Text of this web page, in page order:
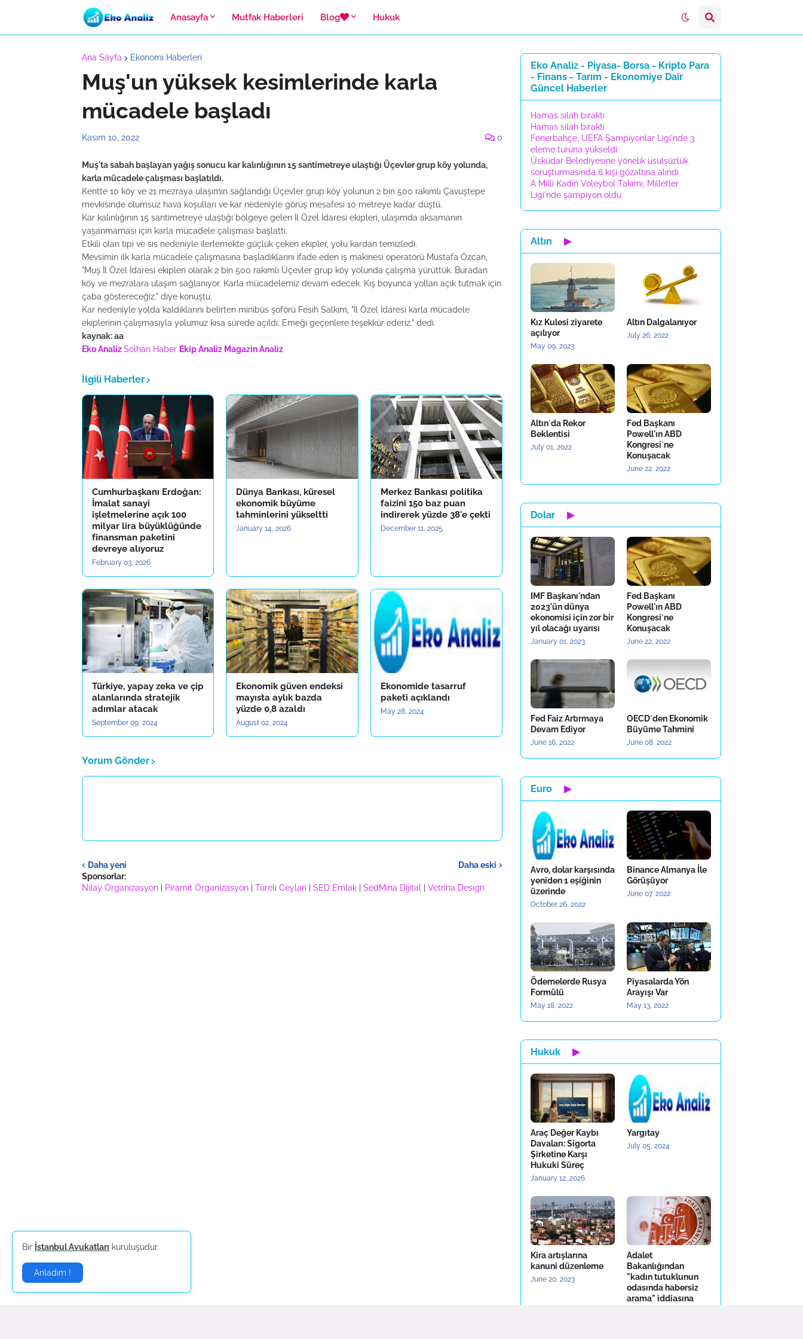
Anasayfa Mutfak Haberleri Blog Hukuk
Ana Sayfa Ekonomi Haberleri
Muş'un yüksek kesimlerinde karla
mücadele başladı
Kasım 10, 2022 0
Muş'ta sabah başlayan yağış sonucu kar kalınlığının 15 santimetreye ulaştığı Üçevler grup köy yolunda,
karla mücadele çalışması başlatıldı.
Kentte 10 köy ve 21 mezraya ulaşımın sağlandığı Üçevler grup köy yolunun 2 bin 500 rakımlı Çavuştepe
mevkisinde olumsuz hava koşulları ve kar nedeniyle görüş mesafesi 10 metreye kadar düştü.
Kar kalınlığının 15 santimetreye ulaştığı bölgeye gelen İl Özel İdaresi ekipleri, ulaşımda aksamanın
yaşanmaması için karla mücadele çalışması başlattı.
Etkili olan tipi ve sis nedeniyle ilerlemekte güçlük çeken ekipler, yolu kardan temizledi.
Mevsimin ilk karla mücadele çalışmasına başladıklarını ifade eden iş makinesi operatörü Mustafa Özcan,
"Muş İl Özel İdaresi ekipleri olarak 2 bin 500 rakımlı Üçevler grup köy yolunda çalışma yürüttük. Buradan
köy ve mezralara ulaşım sağlanıyor. Karla mücadelemiz devam edecek. Kış boyunca yolları açık tutmak için
çaba göstereceğiz." diye konuştu.
Kar nedeniyle yolda kaldıklarını belirten minibüs şoförü Fesih Salkım, "İl Özel İdaresi karla mücadele
ekiplerinin çalışmasıyla yolumuz kısa sürede açıldı. Emeği geçenlere teşekkür ederiz." dedi.
kaynak: aa
Eko AnalizSolhan Haber Ekip Analiz Magazin Analiz
İlgili Haberler
Cumhurbaşkanı Erdoğan:
İmalat sanayi
işletmelerine açık 100
milyar lira büyüklüğünde
finansman paketini
devreye alıyoruz
February 03, 2026
Dünya Bankası, küresel
ekonomik büyüme
tahminlerini yükseltti
January 14, 2026
Merkez Bankası politika
faizini 150 baz puan
indirerek yüzde 38'e çekti
December 11, 2025
Türkiye, yapay zeka ve çip
alanlarında stratejik
adımlar atacak
September 09, 2024
Ekonomik güven endeksi
mayısta aylık bazda
yüzde 0,8 azaldı
August 02, 2024
Ekonomide tasarruf
paketi açıklandı
May 28, 2024
Yorum Gönder
Daha yeni
Daha eski
Sponsorlar:
Nilay Organizasyon
Piramit Organizasyon Türeli Ceylan SED Emlak SedMina Dijital Vetrina Design
Eko Analiz - Piyasa- Borsa - Kripto Para
- Finans - Tarım - Ekonomiye Dair
Güncel Haberler
Hamas silah bıraktı
Hamas silah bıraktı
Fenerbahçe, UEFA Şampiyonlar Ligi'nde 3.
eleme turuna yükseldi
Üsküdar Belediyesine yönelik usulsüzlük
soruşturmasında 6 kişi gözaltına alındı
A Milli Kadın Voleybol Takımı, Milletler
Ligi'nde şampiyon oldu
Altın ▶
Kız Kulesi ziyarete
açılıyor
May 09, 2023
Altın Dalgalanıyor
July 26, 2022
Altın`da Rekor
Beklentisi
July 01, 2022
Fed Başkanı
Powell'ın ABD
Kongresi`ne
Konuşacak
June 22, 2022
Dolar ▶
IMF Başkanı'ndan
2023'ün dünya
ekonomisi için zor bir
yıl olacağı uyarısı
January 01, 2023
Fed Başkanı
Powell'ın ABD
Kongresi`ne
Konuşacak
June 22, 2022
Fed Faiz Artırmaya
Devam Ediyor
June 16, 2022
OECD`den Ekonomik
Büyüme Tahmini
June 08, 2022
Euro ▶
Avro, dolar karşısında
yeniden 1 eşiğinin
üzerinde
October 26, 2022
Binance Almanya İle
Görüşüyor
June 07, 2022
Ödemelerde Rusya
Formülü
May 18, 2022
Piyasalarda Yön
Arayışı Var
May 13, 2022
Hukuk ▶
Araç Değer Kaybı
Davaları: Sigorta
Şirketine Karşı
Hukuki Süreç
January 12, 2026
Yargıtay
July 05, 2024
Kira artışlarına
kanuni düzenleme
June 20, 2023
Adalet
Bakanlığından
"kadın tutuklunun
odasında habersiz
arama" iddiasına
Bir İstanbul Avukatları kuruluşudur.
Anladım !